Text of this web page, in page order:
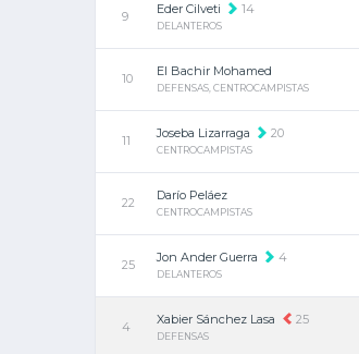
9 Eder Cilveti 14
DELANTEROS
10 El Bachir Mohamed
DEFENSAS, CENTROCAMPISTAS
11 Joseba Lizarraga 20
CENTROCAMPISTAS
22 Darío Peláez
CENTROCAMPISTAS
25 Jon Ander Guerra 4
DELANTEROS
4 Xabier Sánchez Lasa 25
DEFENSAS